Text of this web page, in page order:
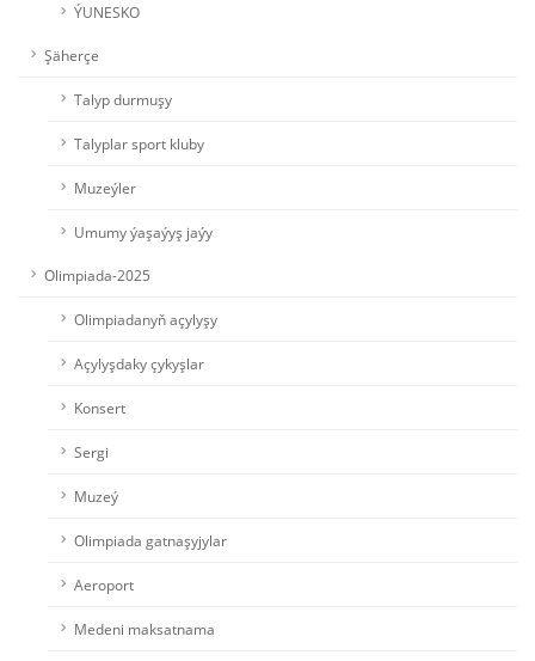
ÝUNESKO
Şäherçe
Talyp durmuşy
Talyplar sport kluby
Muzeýler
Umumy ýaşaýyş jaýy
Olimpiada-2025
Olimpiadanyň açylyşy
Açylyşdaky çykyşlar
Konsert
Sergi
Muzeý
Olimpiada gatnaşyjylar
Aeroport
Medeni maksatnama